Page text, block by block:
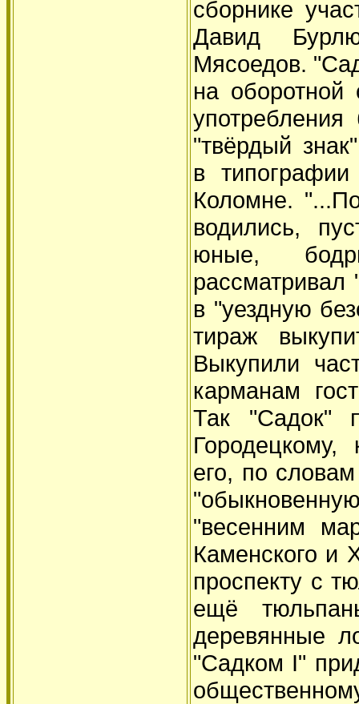
сборнике
Давид
Мясоедов.
на оборотной
"твёрдый
в
Коломне.
водились,
юные,
в "уездную
тираж
Выкупили
карманам
Так "Садок"
его, по
"весенним
Каменского и
проспекту с
ещё
деревянные
"Садком I"